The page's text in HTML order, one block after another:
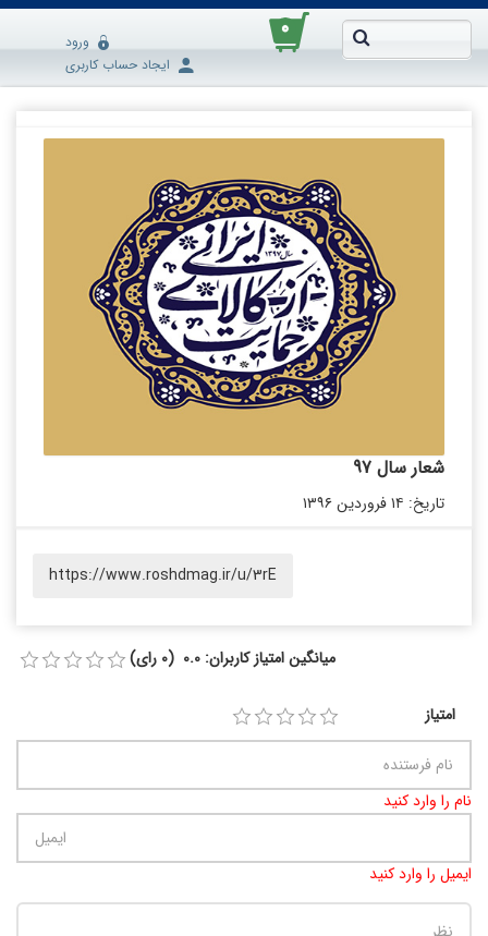
۰
ورود
ایجاد حساب کاربری
شعار سال 97
تاریخ: ۱۴ فروردین ۱۳۹۶
https://www.roshdmag.ir/u/3rE
میانگین امتیاز کاربران: 0.0 (0 رای)
امتیاز
نام را وارد کنید
ایمیل را وارد کنید